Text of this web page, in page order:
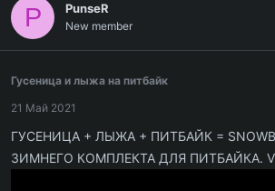
P PunseR
New member
Гусеница и лыжа на питбайк
21 Май 2021
ГУСЕНИЦА + ЛЫЖА + ПИТБАЙК =
ЗИМНЕГО КОМПЛЕКТА ДЛЯ ПИТБАЙКА.